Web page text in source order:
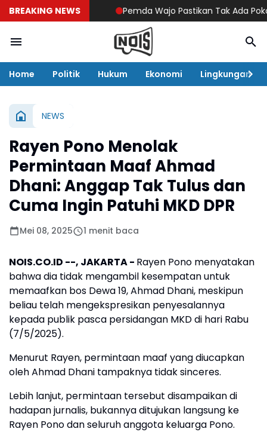
BREAKING NEWS Pemda Wajo Pastikan Tak Ada Pokok
Home Politik Hukum Ekonomi Lingkungan
NEWS
Rayen Pono Menolak
Permintaan Maaf Ahmad
Dhani: Anggap Tak Tulus dan
Cuma Ingin Patuhi MKD DPR
Mei 08, 2025 1 menit baca
NOIS.CO.ID --, JAKARTA - Rayen Pono menyatakan
bahwa dia tidak mengambil kesempatan untuk
memaafkan bos Dewa 19, Ahmad Dhani, meskipun
beliau telah mengekspresikan penyesalannya
kepada publik pasca persidangan MKD di hari Rabu
(7/5/2025).
Menurut Rayen, permintaan maaf yang diucapkan
oleh Ahmad Dhani tampaknya tidak sinceres.
Lebih lanjut, permintaan tersebut disampaikan di
hadapan jurnalis, bukannya ditujukan langsung ke
Rayen Pono dan seluruh anggota keluarga Pono.